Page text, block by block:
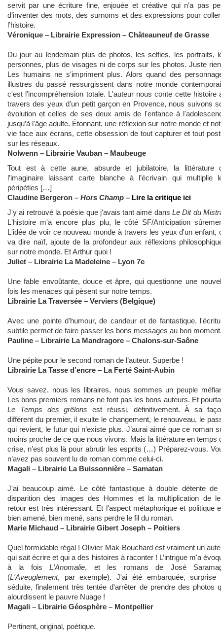
servit par une écriture fine, enjouée et créative qui n’a pas
d’inventer des mots, des surnoms et des expressions pour
l’histoire.
Véronique – Librairie Expression – Châteauneuf de Grasse
Du jour au lendemain plus de photos, les selfies, les portraits,
personnes, plus de visages ni de corps sur les photos. Juste
Les humains ne s'impriment plus. Alors quand des
illustres du passé ressurgissent dans notre monde
c'est l'incompréhension totale. L'auteur nous conte cette histoire
travers des yeux d'un petit garçon en Provence, nous suivons
évolution etcelles de ses deux amis de l'enfance à
jusqu’à l'âge adulte. Étonnant, une réflexion sur notre monde et
vie face aux écrans, cette obsession de tout capturer et tout
sur les réseaux.
Nolwenn – Librairie Vauban – Maubeuge
Tout est à cette aune, absurde et jubilatoire, la littérature
l’imaginaire laissant carte blanche à l’écrivain qui multiplie
péripéties […]
Claudine Bergeron – Hors Champ – Lire la critique ici
J'y ai retrouvé la poésie que j'avais tant aimé dansLe Dit du
L'histoire m'a encore plus plu, le côté SF/Anticipation
L'idée de voir ce nouveau monde à travers les yeux d'un enfant,
va dire naïf, ajoute de la profondeur aux réflexions
sur notre monde. Et Arthur quoi !
Juliet – Librairie La Madeleine – Lyon 7e
Une fable envoûtante, douce et âpre, qui questionne une
fois les menaces qui pèsent sur notre temps.
Librairie La Traversée – Verviers (Belgique)
Avec une pointe d'humour, de candeur et de fantastique,
subtile permet de faire passer les bons messages au bon
Pauline – Librairie La Mandragore – Chalons-sur-Saône
Une pépite pour le second roman de l’auteur. Superbe !
Librairie La Tasse d’encre – La Ferté Saint-Aubin
Vous savez, nous les libraires, nous sommes un peuple
Les bons premiers romans ne font pas les bons auteurs. Et
Le Temps des grêlons est réussi, définitivement. À sa
différent du premier, il exulte le changement, le renouveau, le
qui revient, le futur qui n’existe plus. J’aurai aimé que ce roman
moins proche de ce que nous vivons. Mais la littérature en temps
crise, n’est plus là pour abrutir les esprits (…) Préparez-vous.
n’avez pas souvent lu de roman comme celui-ci.
Magali – Librairie La Buissonnière – Samatan
J'ai beaucoup aimé. Le côté fantastique à double détente de
disparition des images des Hommes et la multiplication de
retour est très intéressant. Et l'aspect métaphorique et politique
bien amené, bien mené, sans perdre le fil du roman.
Marie Michaud – Librairie Gibert Joseph – Poitiers
Quel formidable régal ! Olivier Mak-Bouchard est vraiment un
qui sait écrire et qui a des histoires à raconter ! L’intrigue m'a
à la foisL'Anomalie, et les romans de José
(L'Aveuglement, par exemple). J'ai été embarquée, surprise
séduite, finalement très tentée d'arrêter de prendre des photos
alourdissent le pauvre Nuage !
Magali – Librairie Géosphère – Montpellier
Pertinent, original, poétique.